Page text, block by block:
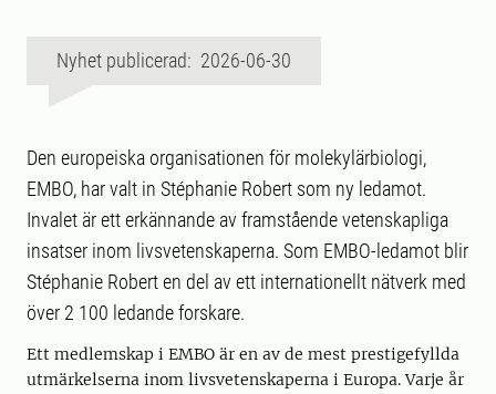
Nyhet publicerad: 2026-06-30
Den europeiska organisationen för molekylärbiologi,
EMBO, har valt in Stéphanie Robert som ny ledamot.
Invalet är ett erkännande av framstående vetenskapliga
insatser inom livsvetenskaperna. Som EMBO-ledamot blir
Stéphanie Robert en del av ett internationellt nätverk med
över 2 100 ledande forskare.
Ett medlemskap i EMBO är en av de mest prestigefyllda
utmärkelserna inom livsvetenskaperna i Europa. Varje år